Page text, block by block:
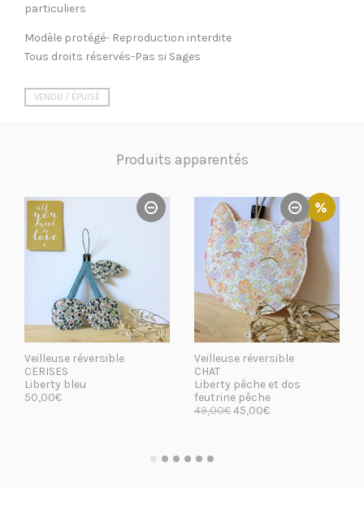
particuliers
Modèle protégé- Reproduction interdite
Tous droits réservés-Pas si Sages
VENDU / ÉPUISÉ
Produits apparentés
Veilleuse réversible
CERISES
Liberty bleu
50,00€
Veilleuse réversible
CHAT
Liberty pêche et dos
feutrine pêche
49,00€45,00€